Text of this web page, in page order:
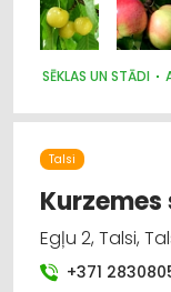
SĒKLAS UN STĀDI
Talsi
Kurzemes
Egļu 2, Talsi,
+371